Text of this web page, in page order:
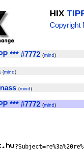
HIX
Copyright
*** #7772 (mind)
(mind)
(mind)
*** #7772 (mind)